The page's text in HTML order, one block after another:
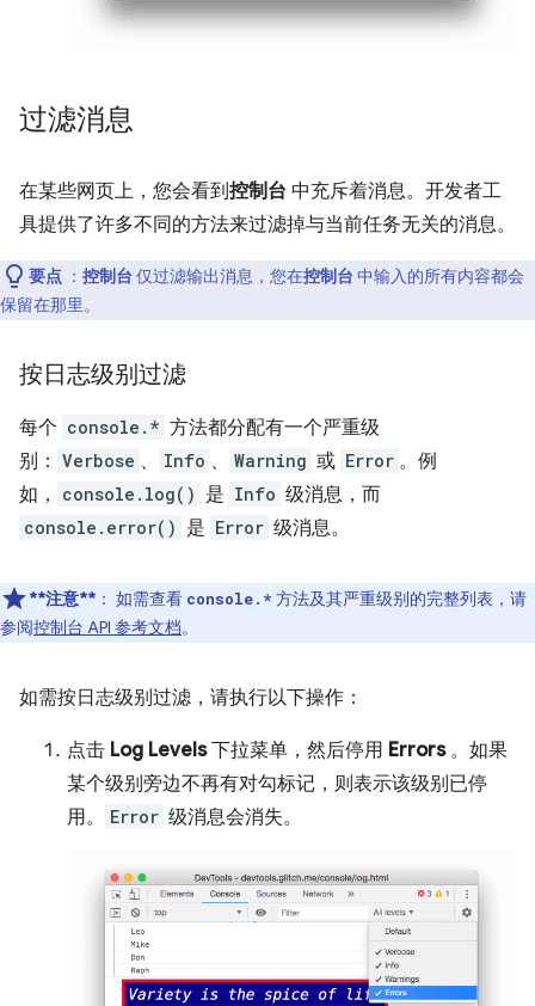
过滤消息
在某些网页上，您会看到控制台 中充斥着消息。开发者工
具提供了许多不同的方法来过滤掉与当前任务无关的消息。
要点 ： 控制台 仅过滤输出消息，您在控制台 中输入的所有内容都会
保留在那里。
按日志级别过滤
每个 console.* 方法都分配有一个严重级
别： Verbose 、 Info 、 Warning 或 Error 。例
如，
console.log() 是 Info 级消息，而
console.error() 是 Error 级消息。
**注意** ： 如需查看 console.* 方法及其严重级别的完整列表，请
参阅控制台 API 参考文档。
如需按日志级别过滤，请执行以下操作：
点击 Log Levels下拉菜单，然后停用 Errors。如果
某个级别旁边不再有对勾标记，则表示该级别已停
用。
Error 级消息会消失。